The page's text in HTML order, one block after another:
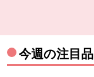
今週の注目品